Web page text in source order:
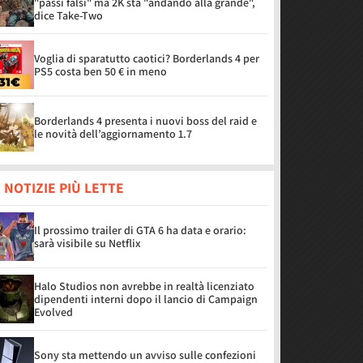
dice Take-Two
Voglia di sparatutto caotici? Borderlands 4 per
PS5 costa ben 50 € in meno
Borderlands 4 presenta i nuovi boss del raid e
le novità dell’aggiornamento 1.7
NOTIZIE PIÙ LETTE
Il prossimo trailer di GTA 6 ha data e orario:
sarà visibile su Netflix
Halo Studios non avrebbe in realtà licenziato
dipendenti interni dopo il lancio di Campaign
Evolved
Sony sta mettendo un avviso sulle confezioni